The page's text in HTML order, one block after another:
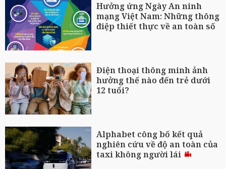
Hưởng ứng Ngày An ninh
mạng Việt Nam: Những thông
điệp thiết thực về an toàn số
Điện thoại thông minh ảnh
hưởng thế nào đến trẻ dưới
12 tuổi?
Alphabet công bố kết quả
nghiên cứu về độ an toàn của
taxi không người lái